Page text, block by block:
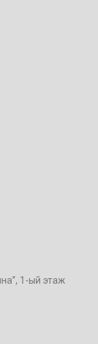
1-ый этаж